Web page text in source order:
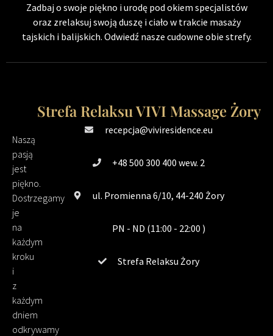
Zadbaj o swoje piękno i urodę pod okiem specjalistów
oraz zrelaksuj swoją duszę i ciało w trakcie masaży
tajskich i balijskich. Odwiedź nasze cudowne obie strefy.
Naszą
pasją
jest
piękno.
Dostrzegamy
je
na
każdym
kroku
i
z
każdym
dniem
odkrywamy
Strefa Relaksu VIVI Massage Żory
recepcja@viviresidence.eu
+48 500 300 400 wew. 2
ul. Promienna 6/10, 44-240 Żory
PN - ND (11:00 - 22:00 )
Strefa Relaksu Żory